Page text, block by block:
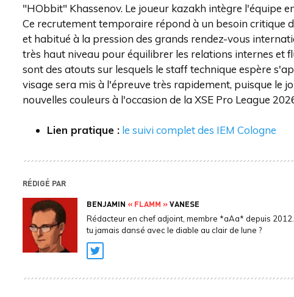
"HObbit" Khassenov. Le joueur kazakh intègre l'équipe
Ce recrutement temporaire répond à un besoin critique
et habitué à la pression des grands rendez-vous
très haut niveau pour équilibrer les relations internes et
sont des atouts sur lesquels le staff technique espère
visage sera mis à l'épreuve très rapidement, puisque le
nouvelles couleurs à l'occasion de la XSE Pro League
Lien pratique : le suivi complet des IEM Cologne
RÉDIGÉ PAR
BENJAMIN « FLAMM »VANESE
Rédacteur en chef adjoint, membre *aAa* depuis
tu jamais dansé avec le diable au clair de lune ?
Twitter